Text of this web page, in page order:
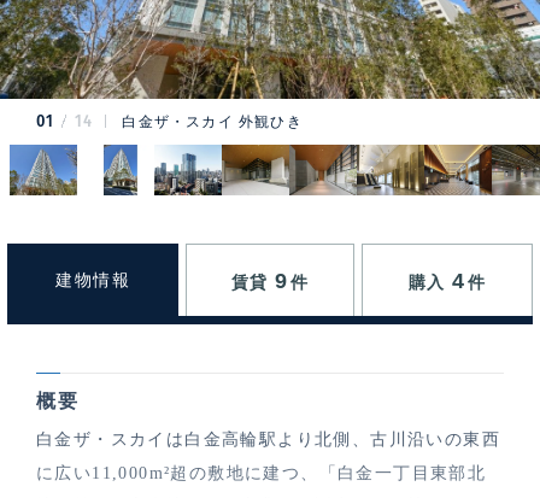
01 14 白金ザ・スカイ 外観ひき
建物情報 賃貸 9 件 購入 4 件
概要
白金ザ・スカイは白金高輪駅より北側、古川沿いの東西
に広い11,000m²超の敷地に建つ、「白金一丁目東部北